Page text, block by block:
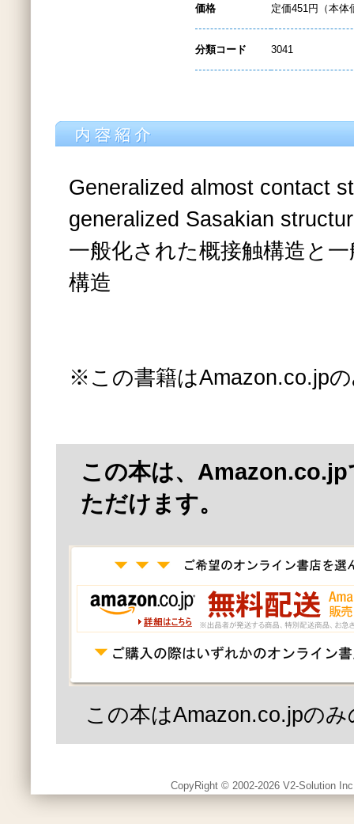
価格 定価451円（本体
分類コード 3041
Generalized almost contact
generalized Sasakian
一般化された概接触構造と
構造
※この書籍はAmazon.co.jp
この本は、
ただけます。
この本はAmazon.co.jpの
CopyRight © 2002-2026 V2-Solution